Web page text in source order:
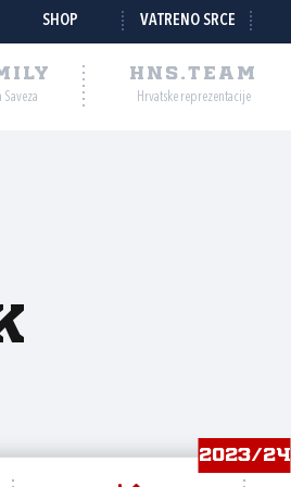
SHOP VATRENO SRCE
HNS.TEAM
Hrvatske reprezentacije
2023/24